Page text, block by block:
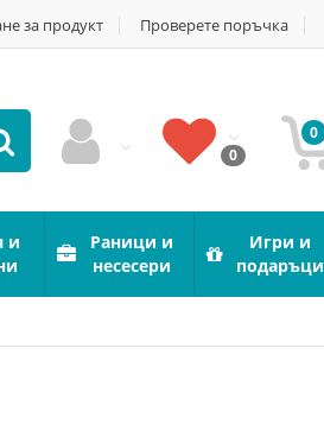
за продукт Проверете поръчка
0
0
и
Раници и
несесери
Игри и
подаръци